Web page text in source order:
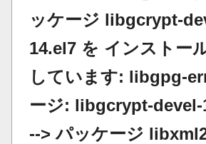
ッケージ libgcrypt-
14.el7 を インストー
しています: libgpg-
ージ: libgcrypt-devel-
--> パッケージ